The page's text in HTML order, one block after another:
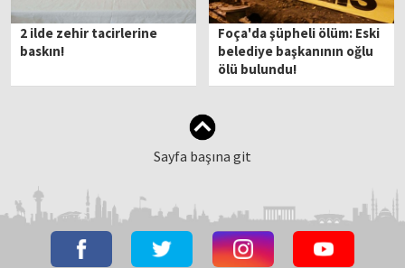
2 ilde zehir tacirlerine
baskın!
Foça'da şüpheli ölüm: Eski
belediye başkanının oğlu
ölü bulundu!
Sayfa başına git